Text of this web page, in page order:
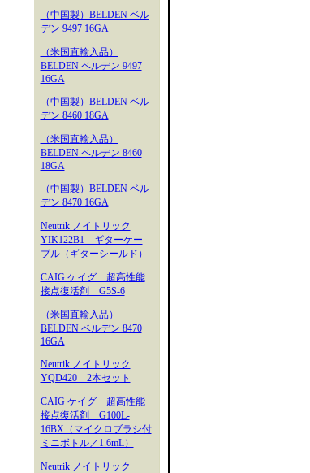
（中国製）BELDEN ベル
デン 9497 16GA
（米国直輸入品）
BELDEN ベルデン 9497
16GA
（中国製）BELDEN ベル
デン 8460 18GA
（米国直輸入品）
BELDEN ベルデン 8460
18GA
（中国製）BELDEN ベル
デン 8470 16GA
Neutrik ノイトリック
YIK122B1 ギターケー
ブル（ギターシールド）
CAIG ケイグ 超高性能
接点復活剤 G5S-6
（米国直輸入品）
BELDEN ベルデン 8470
16GA
Neutrik ノイトリック
YQD420 2本セット
CAIG ケイグ 超高性能
接点復活剤 G100L-
16BX（マイクロブラシ付
ミニボトル／1.6mL）
Neutrik ノイトリック